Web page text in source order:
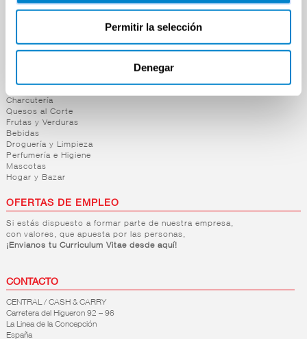
Permitir la selección
Denegar
Alimentación
Charcutería
Quesos al Corte
Frutas y Verduras
Bebidas
Droguería y Limpieza
Perfumería e Higiene
Mascotas
Hogar y Bazar
OFERTAS DE EMPLEO
Si estás dispuesto a formar parte de nuestra empresa,
con valores, que apuesta por las personas,
¡Envianos tu Curriculum Vitae desde aquí!
CONTACTO
CENTRAL / CASH & CARRY
Carretera del Higueron 92 – 96
La Linea de la Concepción
España